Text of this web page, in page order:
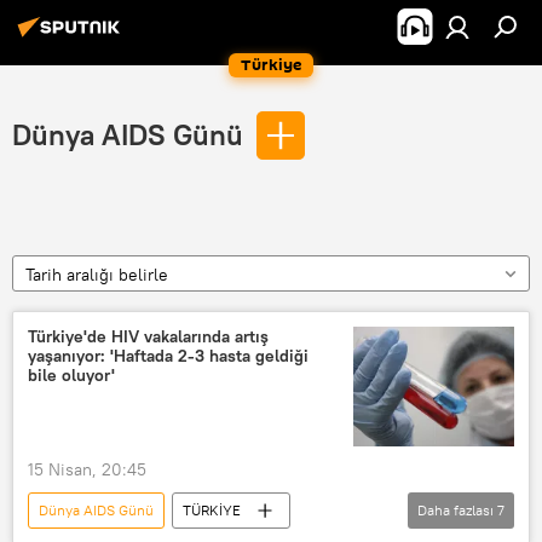
Türkiye
Dünya AIDS Günü
Tarih aralığı belirle
Türkiye'de HIV vakalarında artış
yaşanıyor: 'Haftada 2-3 hasta geldiği
bile oluyor'
15 Nisan, 20:45
Dünya AIDS Günü
TÜRKİYE
Daha fazlası 7